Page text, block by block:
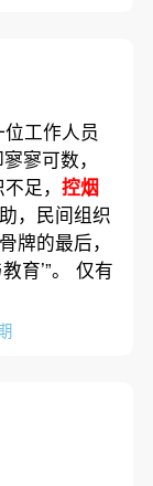
工作人员
寥可数，
足， 控烟
，民间组织
牌的最后，
育’”。 仅有